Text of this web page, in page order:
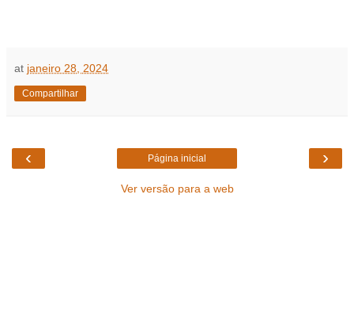
at janeiro 28, 2024
Compartilhar
‹ ›
Página inicial
Ver versão para a web